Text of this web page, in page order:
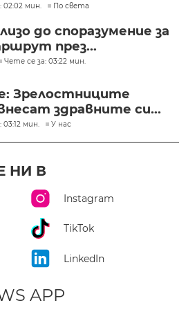
02:02 мин. По света
до споразумение за
през...
Чете се за: 03:22 мин.
Зрелостниците
здравните си...
03:12 мин. У нас
НИ В
Instagram
TikTok
LinkedIn
APP